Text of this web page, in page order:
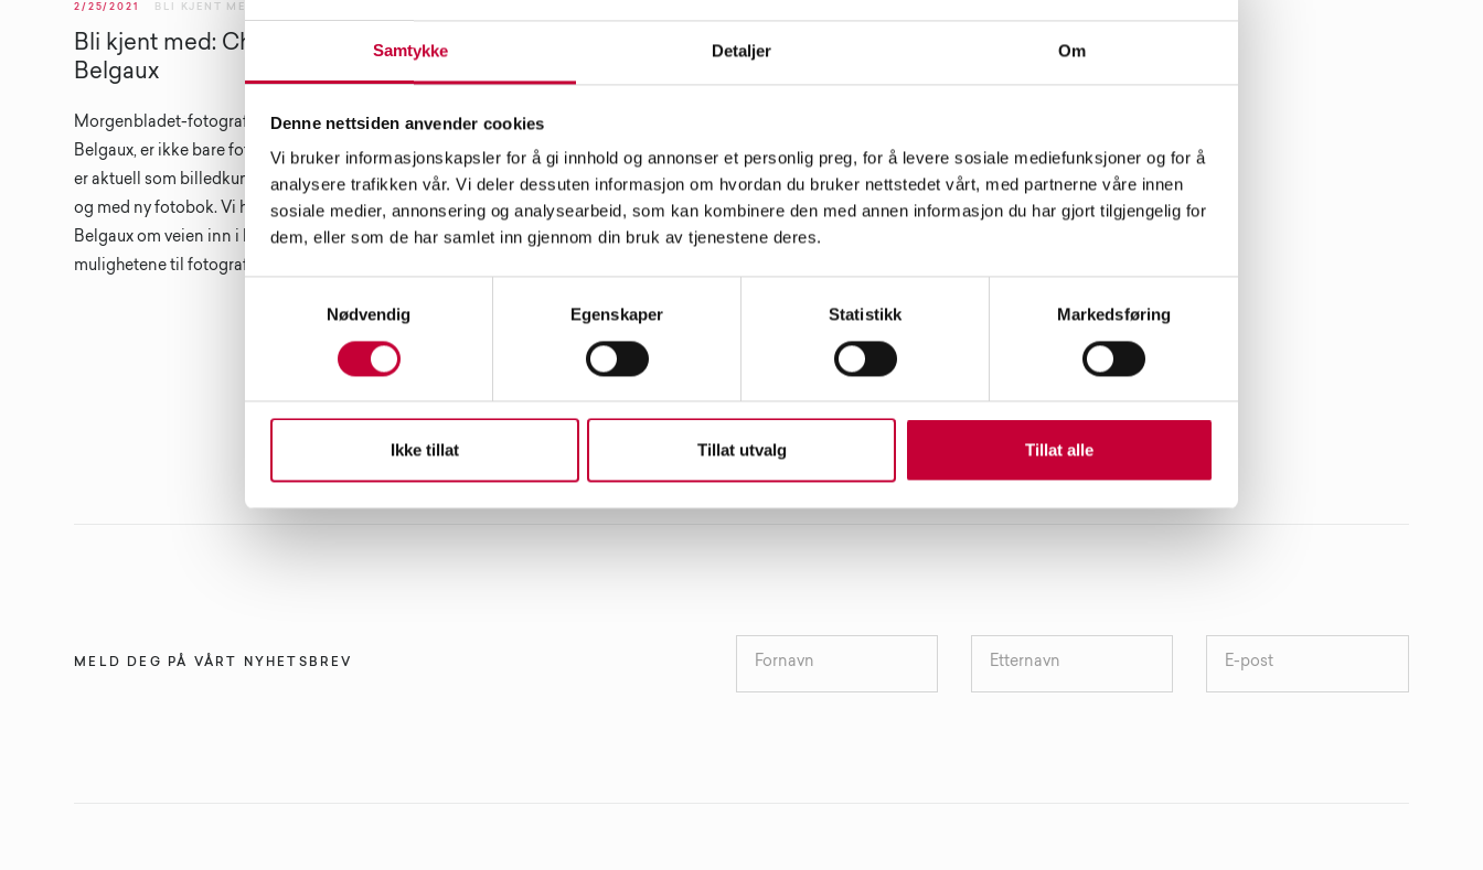
Samtykke Detaljer Om
Denne nettsiden anvender cookies
Vi bruker informasjonskapsler for å gi innhold og annonser et personlig preg, for å levere sosiale mediefunksjoner og for å
analysere trafikken vår. Vi deler dessuten informasjon om hvordan du bruker nettstedet vårt, med partnerne våre innen
sosiale medier, annonsering og analysearbeid, som kan kombinere den med annen informasjon du har gjort tilgjengelig for
dem, eller som de har samlet inn gjennom din bruk av tjenestene deres.
Nødvendig
Egenskaper Statistikk Markedsføring
Ikke tillat Tillat utvalg Tillat alle
2/25/2021 BLI KJENT MED
Bli kjent med: Christian
Belgaux
Morgenbladet-fotograf, Christian
Belgaux, er ikke bare fotojournalist. Han
er aktuell som billedkunstner, kurator
og med ny fotobok. Vi har snakket med
Belgaux om veien inn i kunsten og
mulighetene til fotografiet:
MELD DEG PÅ VÅRT NYHETSBREV